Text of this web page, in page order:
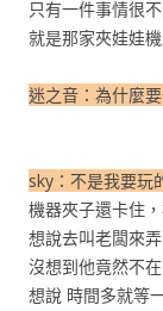
只有一件事情很
就是那家夾娃娃
迷之音：為什麼
sky：不是我要玩
機器夾子還卡住
想說去叫老闆來弄
沒想到他竟然不在
想說 時間多就等